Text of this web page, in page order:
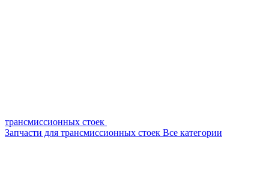
трансмиссионных стоек
Запчасти для трансмиссионных стоек Все категории